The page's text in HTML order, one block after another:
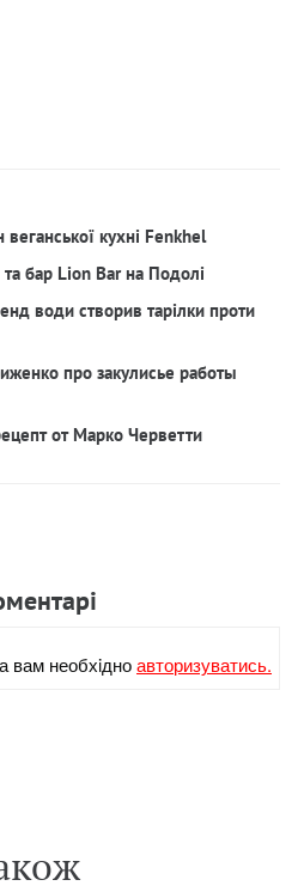
кухні Fenkhel
бар Lion Bar на Подолі
води створив тарілки проти
про закулисье работы
от Марко Черветти
вам необхiдноавторизуватись.